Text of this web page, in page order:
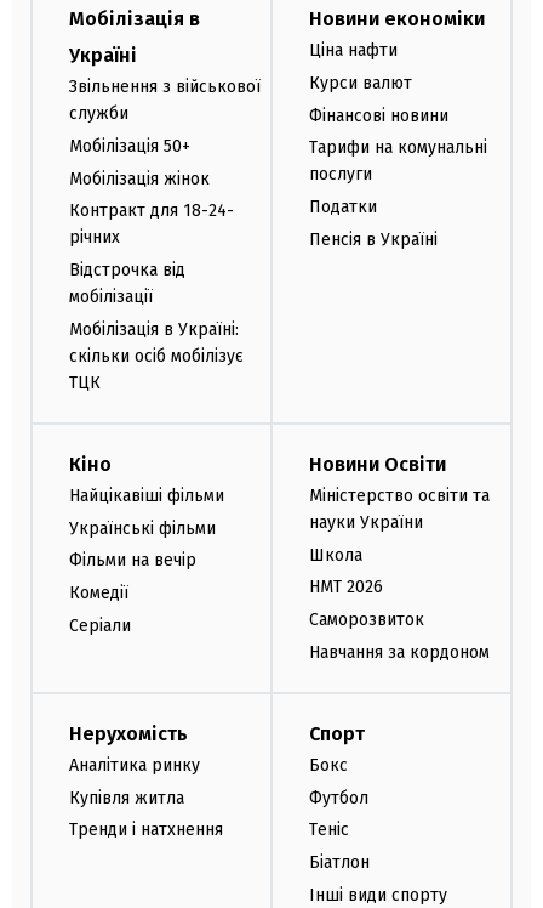
Мобілізація в
Україні
Звільнення з військової
служби
Мобілізація 50+
Мобілізація жінок
Контракт для 18-24-
річних
Відстрочка від
мобілізації
Мобілізація в Україні:
скільки осіб мобілізує
ТЦК
Новини економіки
Ціна нафти
Курси валют
Фінансові новини
Тарифи на комунальні
послуги
Податки
Пенсія в Україні
Кіно
Найцікавіші фільми
Українські фільми
Фільми на вечір
Комедії
Серіали
Новини Освіти
Міністерство освіти та
науки України
Школа
НМТ 2026
Саморозвиток
Навчання за кордоном
Нерухомість
Аналітика ринку
Купівля житла
Тренди і натхнення
Спорт
Бокс
Футбол
Теніс
Біатлон
Інші види спорту